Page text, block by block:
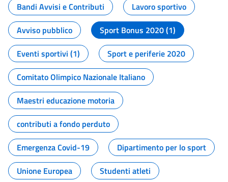
Bandi Avvisi e Contributi
Lavoro sportivo
Avviso pubblico
Sport Bonus 2020 (1)
Eventi sportivi (1)
Sport e periferie 2020
Comitato Olimpico Nazionale Italiano
Maestri educazione motoria
contributi a fondo perduto
Emergenza Covid-19
Dipartimento per lo sport
Unione Europea
Studenti atleti